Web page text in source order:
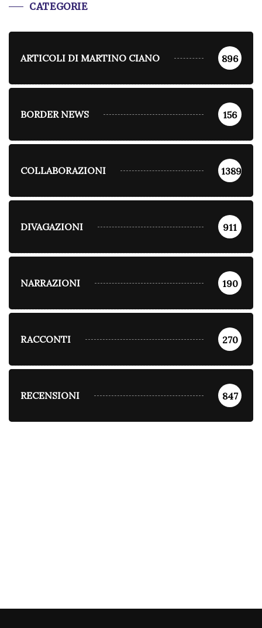
CATEGORIE
ARTICOLI DI MARTINO CIANO 896
BORDER NEWS 156
COLLABORAZIONI 1389
DIVAGAZIONI 911
NARRAZIONI 190
RACCONTI 270
RECENSIONI 847